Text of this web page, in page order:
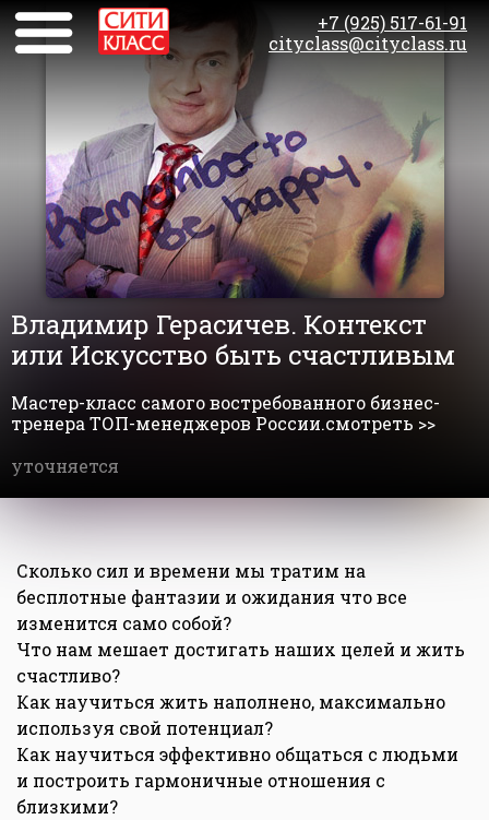
+7 (925) 517-61-91
cityclass@cityclass.ru
Владимир Герасичев. Контекст
или Искусство быть счастливым
Мастер-класс самого востребованного бизнес-
тренера ТОП-менеджеров России.смотреть >>
уточняется
Сколько сил и времени мы тратим на
бесплотные фантазии и ожидания что все
изменится само собой?
Что нам мешает достигать наших целей и жить
счастливо?
Как научиться жить наполнено, максимально
используя свой потенциал?
Как научиться эффективно общаться с людьми
и построить гармоничные отношения с
близкими?